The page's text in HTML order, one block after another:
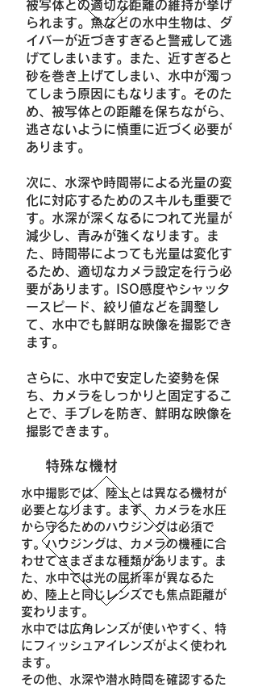
被写体との適切な距離の維持が挙げ
られます。魚などの水中生物は、ダ
イバーが近づきすぎると警戒して逃
げてしまいます。また、近すぎると
砂を巻き上げてしまい、水中が濁っ
てしまう原因にもなります。そのた
め、被写体との距離を保ちながら、
逃さないように慎重に近づく必要が
あります。
次に、水深や時間帯による光量の変
化に対応するためのスキルも重要で
す。水深が深くなるにつれて光量が
減少し、青みが強くなります。ま
た、時間帯によっても光量は変化す
るため、適切なカメラ設定を行う必
要があります。ISO感度やシャッタ
ースピード、絞り値などを調整し
て、水中でも鮮明な映像を撮影でき
ます。
さらに、水中で安定した姿勢を保
ち、カメラをしっかりと固定するこ
とで、手ブレを防ぎ、鮮明な映像を
撮影できます。
特殊な機材
水中撮影では、陸上とは異なる機材が
必要となります。まず、カメラを水圧
から守るためのハウジングは必須で
す。ハウジングは、カメラの機種に合
わせてさまざまな種類があります。ま
た、水中では光の屈折率が異なるた
め、陸上と同じレンズでも焦点距離が
変わります。
水中では広角レンズが使いやすく、特
にフィッシュアイレンズがよく使われ
ます。
その他、水深や潜水時間を確認するた